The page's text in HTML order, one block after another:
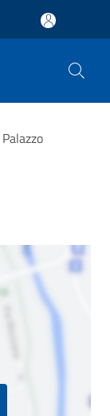
Palazzo